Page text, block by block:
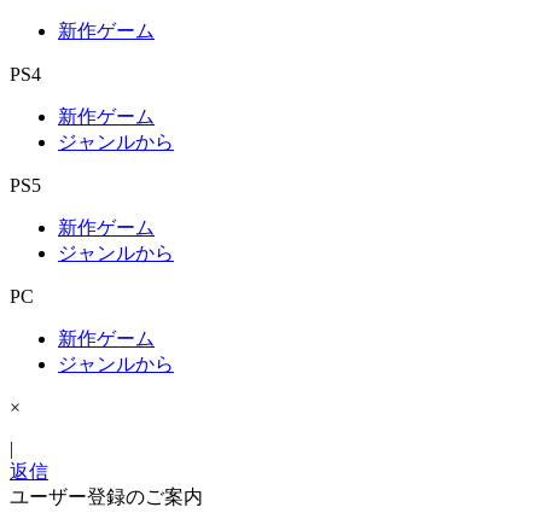
新作ゲーム
PS4
新作ゲーム
ジャンルから
PS5
新作ゲーム
ジャンルから
PC
新作ゲーム
ジャンルから
×
|
返信
ユーザー登録のご案内